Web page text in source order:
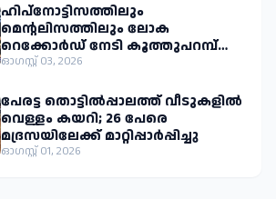
ഹിപ്നോട്ടിസത്തിലും
മെന്റലിസത്തിലും ലോക
റെക്കോർഡ് നേടി കൂത്തുപറമ്പ്
സ്വദേശി മുഹമ്മദ് ഇജാസ് എം.പി.
ഓഗസ്റ്റ് 03, 2026
പേരട്ട തൊട്ടിൽപ്പാലത്ത് വീടുകളിൽ
വെള്ളം കയറി; 26 പേരെ
മദ്രസയിലേക്ക് മാറ്റിപ്പാർപ്പിച്ചു
ഓഗസ്റ്റ് 01, 2026